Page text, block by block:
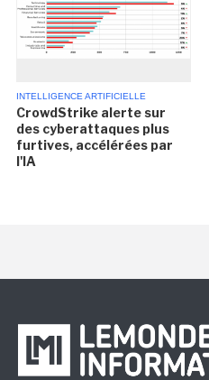
INTELLIGENCE ARTIFICIELLE
CrowdStrike alerte sur
des cyberattaques plus
furtives, accélérées par
l'IA